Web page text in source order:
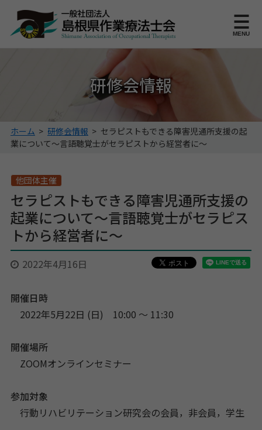
このページの本文へ
MENU
研修会情報
こ
の
ジ
の
位
置:
ホーム > 研修会情報 > セラピストもできる障害児通所支援の起
業について〜言語聴覚士がセラピストから経営者に〜
他団体主催
セラピストもできる障害児通所支援の
起業について〜言語聴覚士がセラピス
トから経営者に〜
2022年4月16日
開催日時
2022年5月22日 (日) 10:00 〜 11:30
開催場所
ZOOMオンラインセミナー
参加対象
行動リハビリテーション研究会の会員，非会員，学生